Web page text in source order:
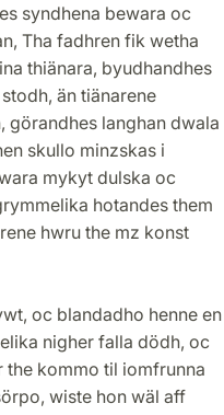
syndhena bewara oc
Tha fadhren fik wetha
thiänara, byudhandhes
än tiänarene
görandhes langhan dwala
skullo minzskas i
mykyt dulska oc
hotandes them
hwru the mz konst
oc blandadho henne en
nigher falla dödh, oc
the kommo til iomfrunna
wiste hon wäl aff